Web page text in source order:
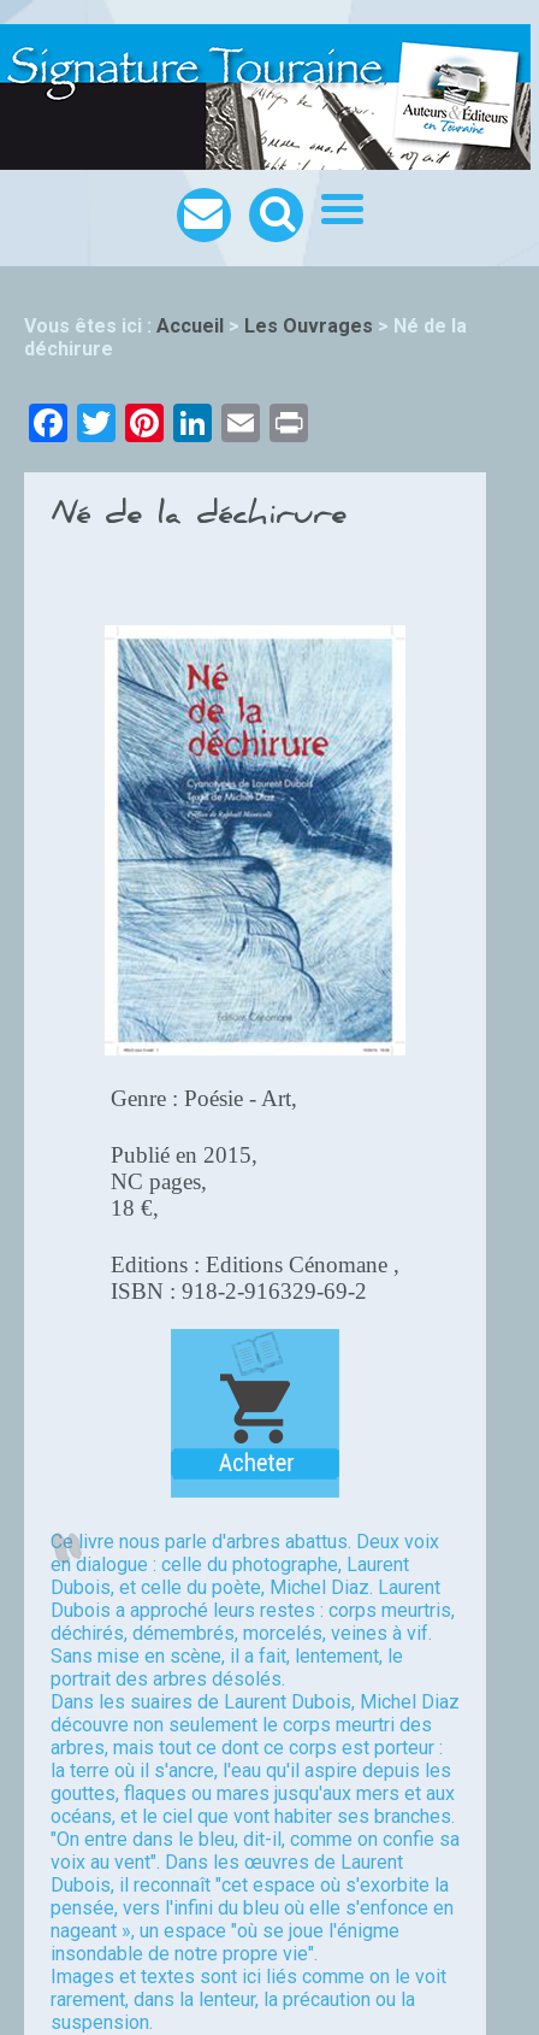
Vous êtes ici : Accueil > Les Ouvrages > Né de la
déchirure
Facebook
TwitterPinterest
LinkedIn
Email
Né de la déchirure
Genre : Poésie - Art,
Publié en 2015,
NC pages,
18 €,
Editions : Editions Cénomane ,
ISBN : 918-2-916329-69-2
Ce livre nous parle d'arbres abattus. Deux voix
en dialogue : celle du photographe, Laurent
Dubois, et celle du poète, Michel Diaz. Laurent
Dubois a approché leurs restes : corps meurtris,
déchirés, démembrés, morcelés, veines à vif.
Sans mise en scène, il a fait, lentement, le
portrait des arbres désolés.
Dans les suaires de Laurent Dubois, Michel Diaz
découvre non seulement le corps meurtri des
arbres, mais tout ce dont ce corps est porteur :
la terre où il s'ancre, l'eau qu'il aspire depuis les
gouttes, flaques ou mares jusqu'aux mers et aux
océans, et le ciel que vont habiter ses branches.
"On entre dans le bleu, dit-il, comme on confie sa
voix au vent". Dans les œuvres de Laurent
Dubois, il reconnaît "cet espace où s'exorbite la
pensée, vers l'infini du bleu où elle s'enfonce en
nageant », un espace "où se joue l'énigme
insondable de notre propre vie".
Images et textes sont ici liés comme on le voit
rarement, dans la lenteur, la précaution ou la
suspension.